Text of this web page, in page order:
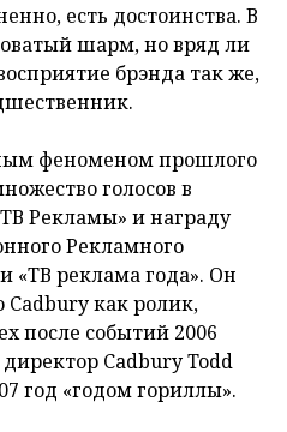
есть достоинства. В
шарм, но вряд ли
брэнда так же,
феноменом прошлого
голосов в
Рекламы» и награду
Рекламного
«ТВ реклама года». Он
как ролик,
после событий 2006
Cadbury Todd
год «годом гориллы».